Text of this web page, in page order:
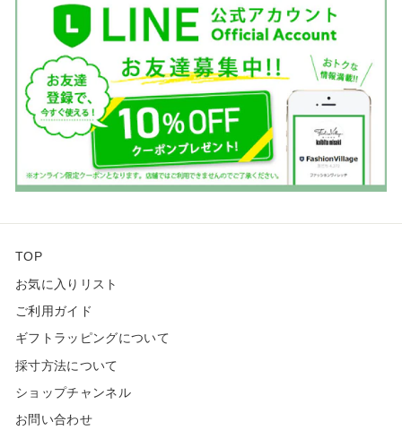
TOP
お気に入りリスト
ご利用ガイド
ギフトラッピングについて
採寸方法について
ショップチャンネル
お問い合わせ